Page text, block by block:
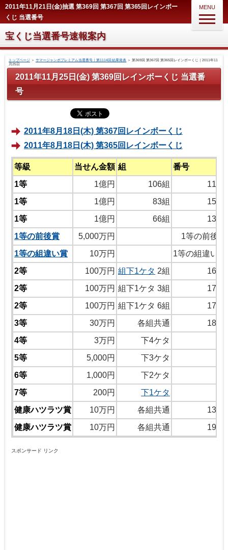
2011年11月21日(金)抽選 第369回 第367回 第365回レインボー
くじ 当選番号
宝くじ当選番号速報案内
MENU
トップページ＞ サマージャンボプレミアム当選番号｜第1114回 結果発表 ＞第369回 第367回 第365回レインボーくじ｜2011年11
月25日
2011年11月25日(金) 第369回レインボーくじ 当選番
号
2011年8月18日(木) 第367回レインボーくじ
2011年8月18日(木) 第365回レインボーくじ
等級 当せん金額 組
番号
1等
1億円 106組
1等
1億円 83組
1等
1億円 66組
1等の前後賞
5,000万円
1等の前後
1等の組違い賞
10万円
1等の組違い
2等
100万円 組下1ケタ 2組
2等
100万円 組下1ケタ 3組
2等
100万円 組下1ケタ 6組
3等
30万円 各組共通
4等
3万円 下4ケタ
5等
5,000円 下3ケタ
6等
1,000円 下2ケタ
7等
200円
下1ケタ
健康ハツラツ賞
10万円 各組共通
健康ハツラツ賞
10万円 各組共通
スポンサード リンク